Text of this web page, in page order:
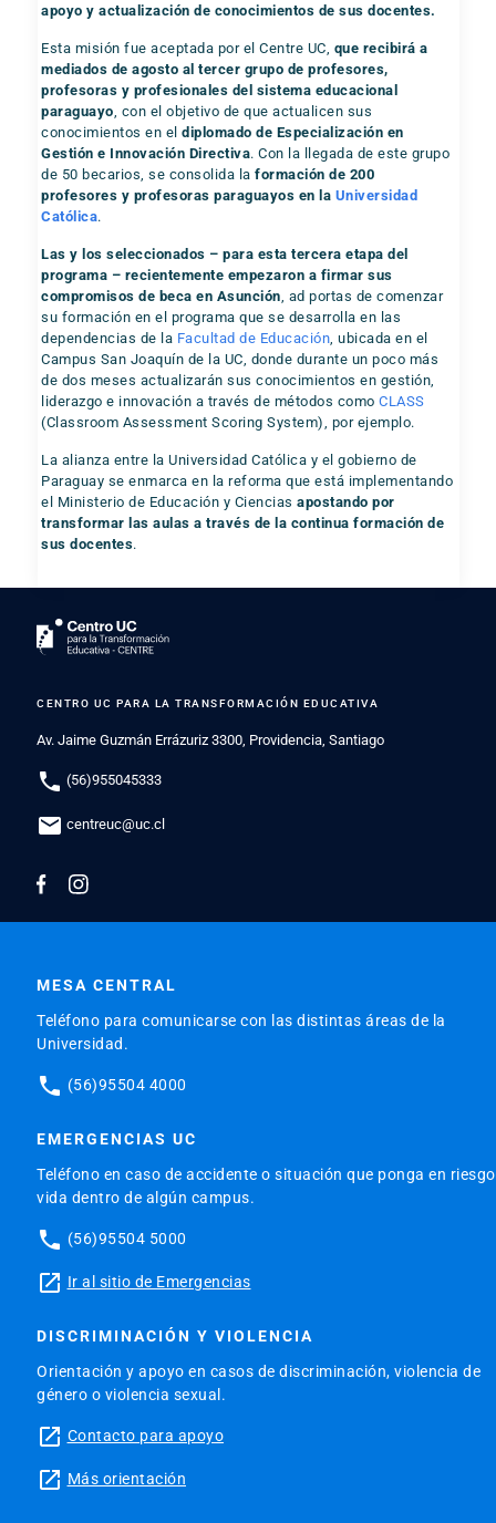
apoyo y actualización de conocimientos de sus docentes.
Esta misión fue aceptada por el Centre UC, que recibirá a
mediados de agosto al tercer grupo de profesores,
profesoras y profesionales del sistema educacional
paraguayo , con el objetivo de que actualicen sus
conocimientos en eldiplomado de Especialización en
Gestión e Innovación Directiva. Con la llegada de este grupo
de 50 becarios, se consolida laformación de 200
profesores y profesoras paraguayos en la Universidad
Católica.
Las y los seleccionados – para esta tercera etapa del
programa – recientemente empezaron a firmar sus
compromisos de beca en Asunción , ad portas de comenzar
su formación en el programa que se desarrolla en las
dependencias de la Facultad de Educación , ubicada en el
Campus San Joaquín de la UC, donde durante un poco más
de dos meses actualizarán sus conocimientos en gestión,
liderazgo e innovación a través de métodos comoCLASS
(Classroom Assessment Scoring System), por ejemplo.
La alianza entre la Universidad Católica y el gobierno de
Paraguay se enmarca en la reforma que está implementando
el Ministerio de Educación y Cienciasapostando por
transformar las aulas a través de la continua formación de
sus docentes.
CENTRO UC PARA LA TRANSFORMACIÓN EDUCATIVA
Av. Jaime Guzmán Errázuriz 3300, Providencia, Santiago
phone (56)955045333
mail centreuc@uc.cl
MESA CENTRAL
Teléfono para comunicarse con las distintas áreas de la
Universidad.
phone (56)95504 4000
EMERGENCIAS UC
Teléfono en caso de accidente o situación que ponga en
vida dentro de algún campus.
phone (56)95504 5000
launch Ir al sitio de Emergencias
DISCRIMINACIÓN Y VIOLENCIA
Orientación y apoyo en casos de discriminación, violencia de
género o violencia sexual.
launch Contacto para apoyo
launch Más orientación